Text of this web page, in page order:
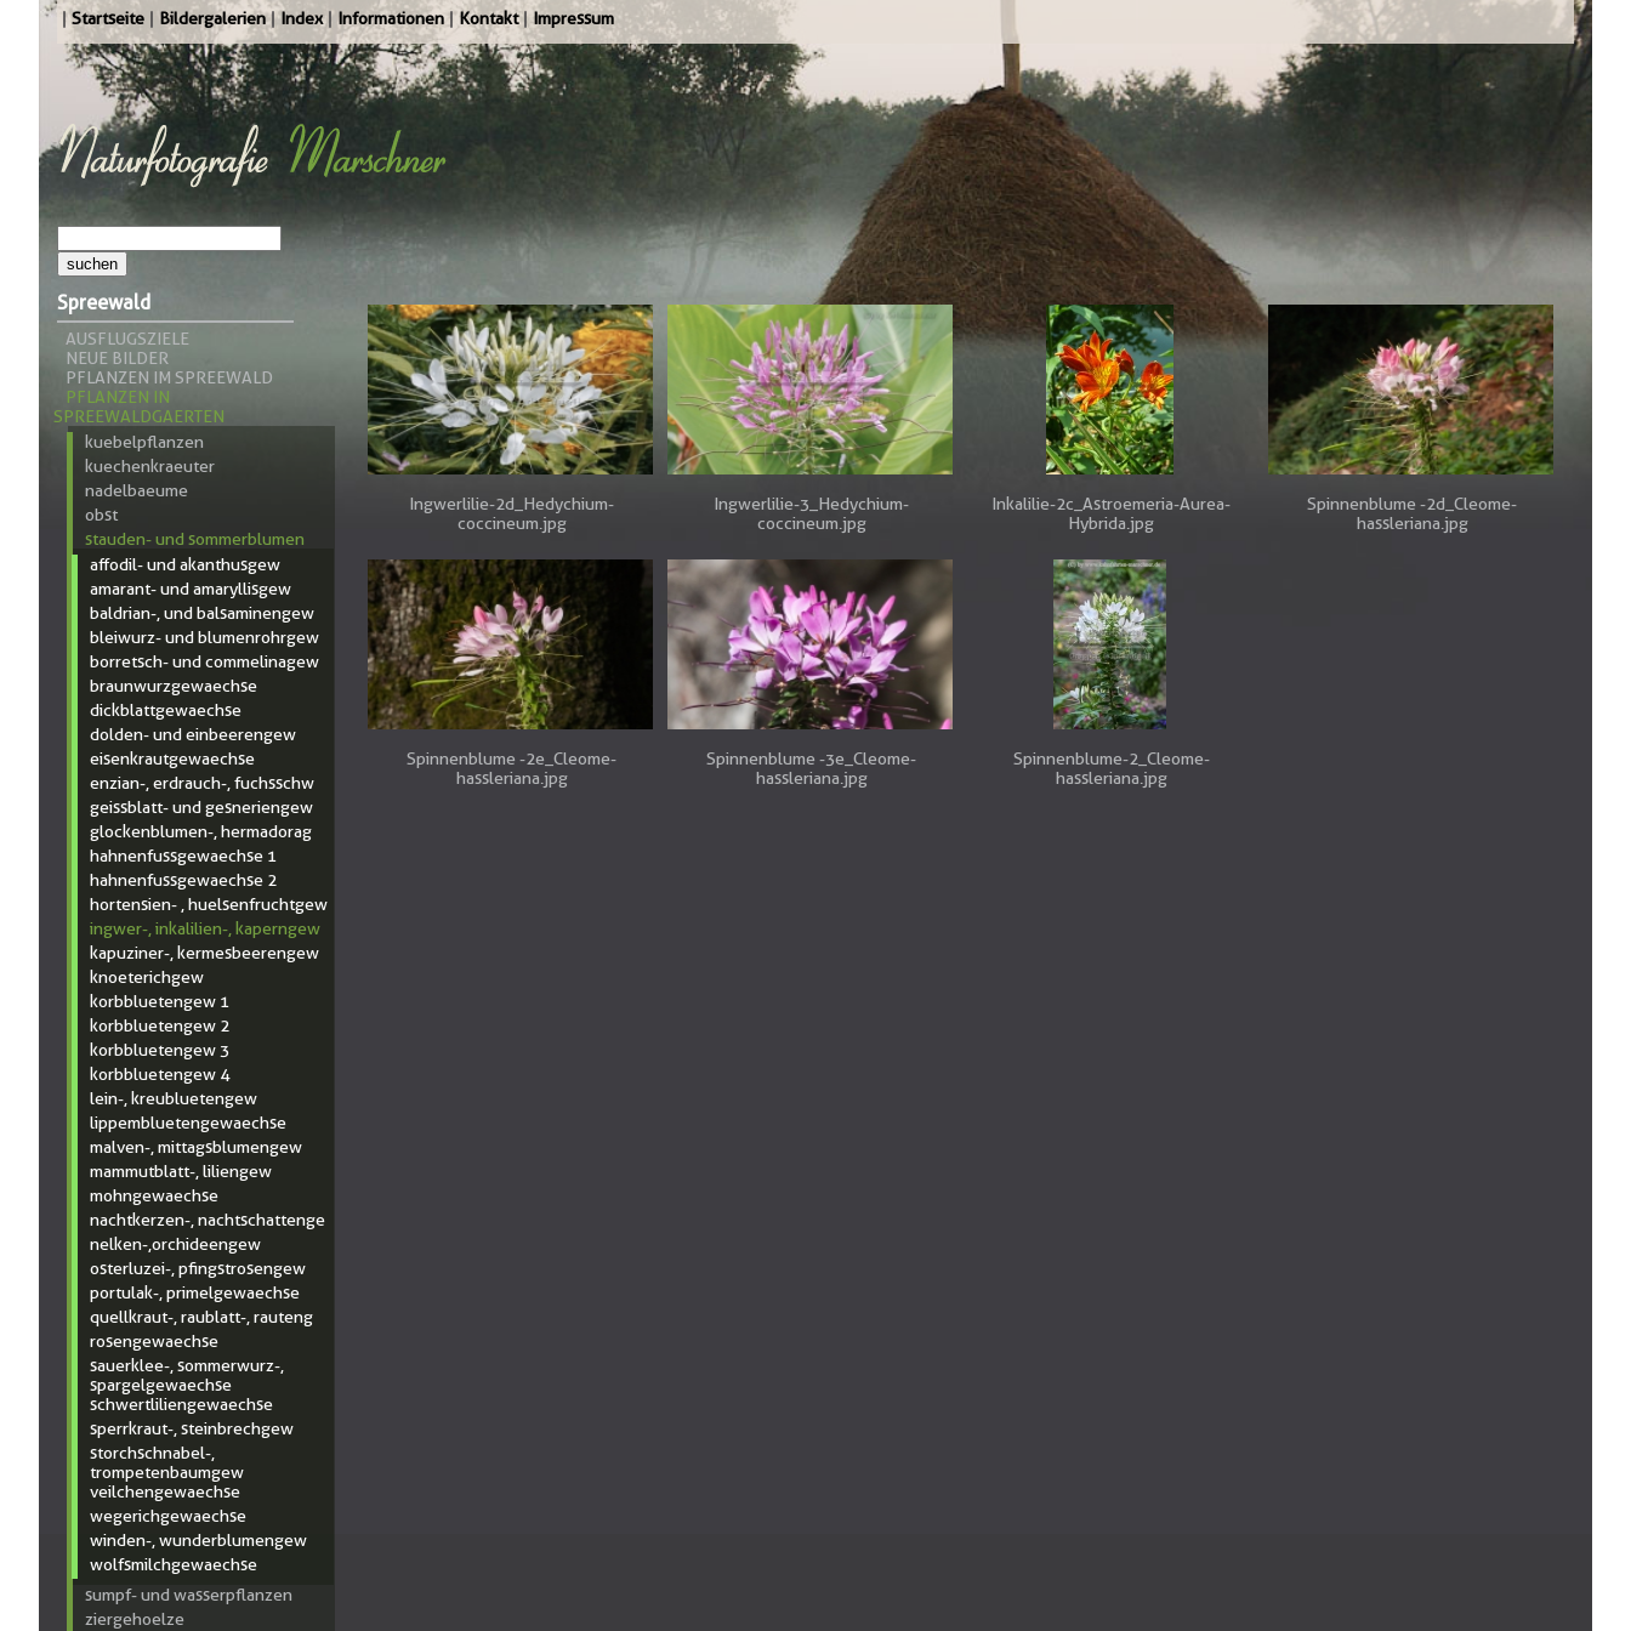
Startseite Bildergalerien Index Informationen Kontakt Impressum
Spreewald
AUSFLUGSZIELE
NEUE BILDER
PFLANZEN IM SPREEWALD
PFLANZEN IN
SPREEWALDGAERTEN
kuebelpflanzen
kuechenkraeuter
nadelbaeume
obst
stauden- und sommerblumen
affodil- und akanthusgew
amarant- und amaryllisgew
baldrian-, und balsaminengew
bleiwurz- und blumenrohrgew
borretsch- und commelinagew
braunwurzgewaechse
dickblattgewaechse
dolden- und einbeerengew
eisenkrautgewaechse
enzian-, erdrauch-, fuchsschw
geissblatt- und gesneriengew
glockenblumen-, hermadorag
hahnenfussgewaechse 1
hahnenfussgewaechse 2
hortensien- , huelsenfruchtgew
ingwer-, inkalilien-, kaperngew
kapuziner-, kermesbeerengew
knoeterichgew
korbbluetengew 1
korbbluetengew 2
korbbluetengew 3
korbbluetengew 4
lein-, kreubluetengew
lippembluetengewaechse
malven-, mittagsblumengew
mammutblatt-, liliengew
mohngewaechse
nachtkerzen-, nachtschattenge
nelken-,orchideengew
osterluzei-, pfingstrosengew
portulak-, primelgewaechse
quellkraut-, raublatt-, rauteng
rosengewaechse
sauerklee-, sommerwurz-,
spargelgewaechse
schwertliliengewaechse
sperrkraut-, steinbrechgew
storchschnabel-,
trompetenbaumgew
veilchengewaechse
wegerichgewaechse
winden-, wunderblumengew
wolfsmilchgewaechse
sumpf- und wasserpflanzen
ziergehoelze
Ingwerlilie-2d_Hedychium-
coccineum.jpg
Ingwerlilie-3_Hedychium-
coccineum.jpg
Inkalilie-2c_Astroemeria-Aurea-
Hybrida.jpg
Spinnenblume -2d_Cleome-
hassleriana.jpg
Spinnenblume -2e_Cleome-
hassleriana.jpg
Spinnenblume -3e_Cleome-
hassleriana.jpg
Spinnenblume-2_Cleome-
hassleriana.jpg